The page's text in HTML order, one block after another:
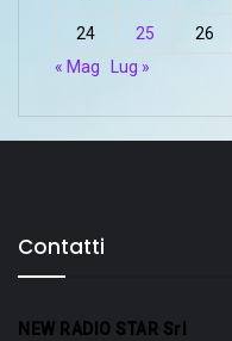
24 25 26
« Mag
Lug »
Contatti
NEW RADIO STAR Srl